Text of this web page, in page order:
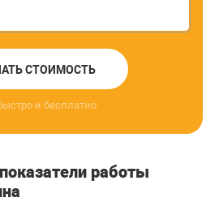
СТОИМОСТЬ
и бесплатно
работы